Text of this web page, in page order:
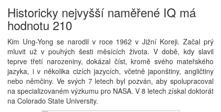
Historicky nejvyšší naměřené IQ má
hodnotu 210
Kim Ung-Yong se narodil v roce 1962 v Jižní Koreji. Začal prý
mluvit už v pouhých šesti měsících života. V době, kdy slavil
teprve třetí narozeniny, dokázal číst, kromě svého mateřského
jazyka, i v několika cizích jazycích, včetně japonštiny, angličtiny
nebo němčiny. Ve svých 7 letech byl pozván, aby spolupracoval
na specializovaném výzkumu pro NASA. V 8 letech získal doktorát
na Colorado State University.